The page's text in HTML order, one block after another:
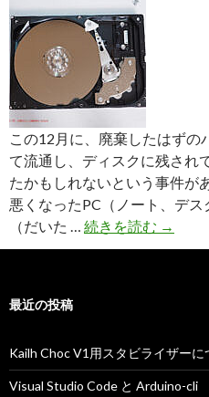
この12月に、廃棄したはずの
て流通し、ディスクに残され
たかもしれないという事件が
悪くなったPC（ノート、デ
（だいた … 続きを読む 効
果
ド
デ
→
最近の投稿
Kailh Choc V1用スタビライザーに
Visual Studio Code と Arduino-cli